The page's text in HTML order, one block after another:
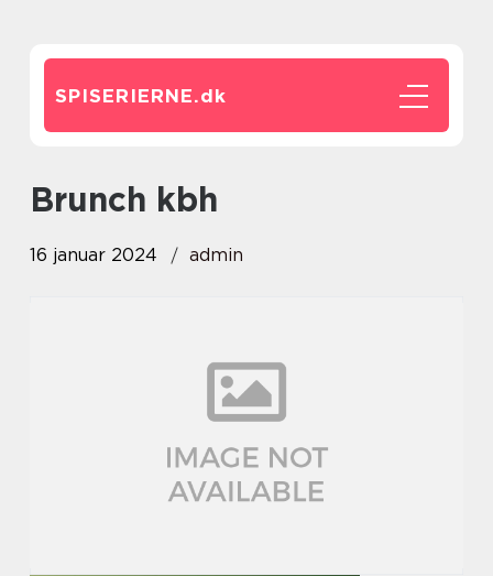
SPISERIERNE.dk
brunch kbh
16 januar 2024 admin